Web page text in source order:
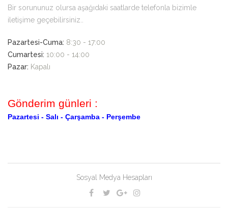
Bir sorununuz olursa aşağıdaki saatlarde telefonla bizimle
iletişime geçebilirsiniz..
Pazartesi-Cuma: 8:30 - 17:00
Cumartesi: 10:00 - 14:00
Pazar: Kapalı
Gönderim günleri :
Pazartesi - Salı - Çarşamba - Perşembe
Sosyal Medya Hesapları